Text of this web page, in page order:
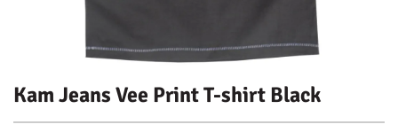
Kam Jeans Vee Print T-shirt Black